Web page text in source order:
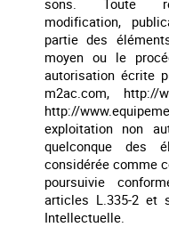
sons. Toute
modification,
partie des
moyen ou le
autorisation écrite
m2ac.com, http://
http://
exploitation non
quelconque des
considérée comme
poursuivie
articles L.335-2 et
Intellectuelle.